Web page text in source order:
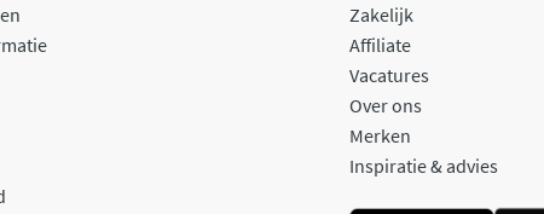
Zakelijk
Affiliate
Vacatures
Over ons
Merken
Inspiratie & advies